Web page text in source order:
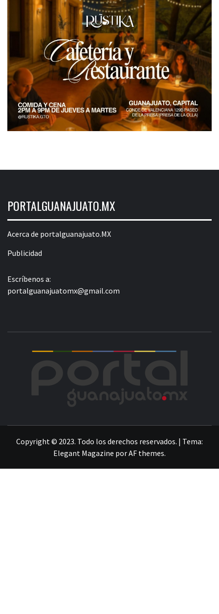
PORTALGUANAJUATO.MX
Acerca de portalguanajuato.MX
Publicidad
Escríbenos a:
portalguanajuatomx@gmail.com
Copyright © 2023. Todo los derechos reservados. | Tema:
Elegant Magazine porAF themes.